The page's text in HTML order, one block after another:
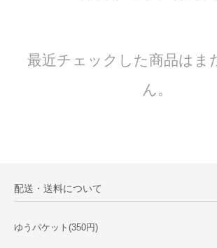
最近チェックした商品はま
ん。
配送・送料について
ゆうパケット(350円)